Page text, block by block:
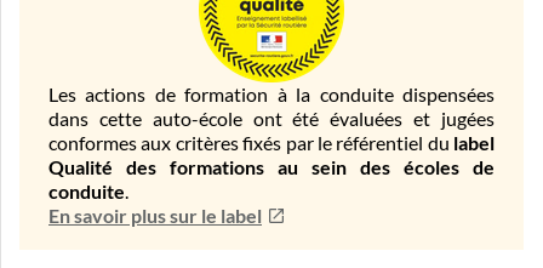
Les actions de formation à la conduite dispensées
dans cette auto-école ont été évaluées et jugées
conformes aux critères fixés par le référentiel du label
Qualité des formations au sein des écoles de
conduite.
En savoir plus sur le label